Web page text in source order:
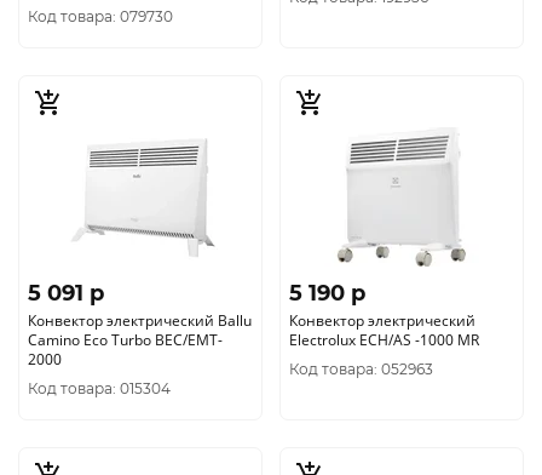
перегр/опрокид.
Код товара: 079730
5 091 p
Конвектор электрический Ballu
Camino Eco Turbo BEC/EMT-
2000
Код товара: 015304
5 190 p
Конвектор электрический
Electrolux ECH/AS -1000 MR
Код товара: 052963